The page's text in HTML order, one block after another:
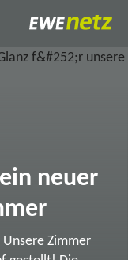
neuer
Zimmer